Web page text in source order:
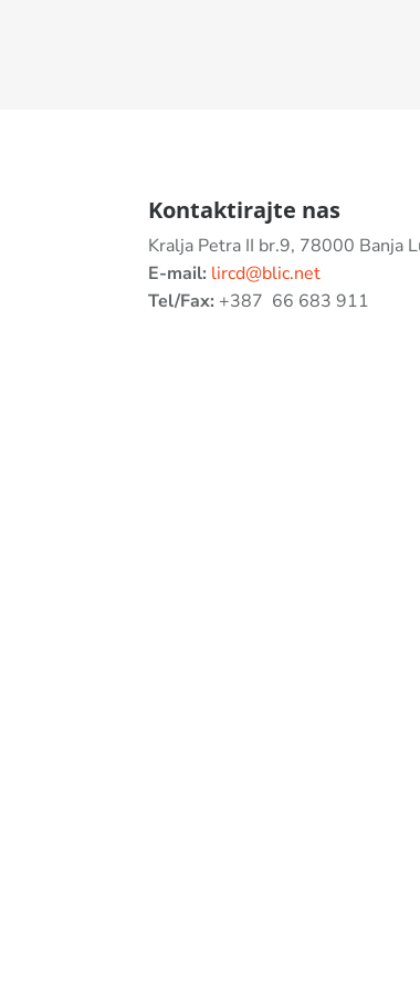
Kontaktirajte nas
Kralja Petra II br.9, 78000 Banja
E-mail: lircd@blic.net
Tel/Fax: +387 66 683 911